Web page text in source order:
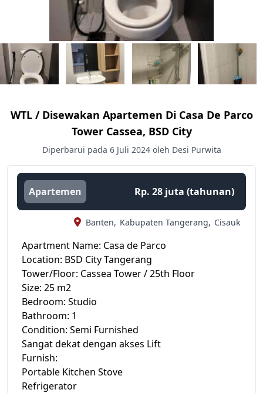
WTL / Disewakan Apartemen Di Casa De Parco
Tower Cassea, BSD City
Diperbarui pada 6 Juli 2024 oleh Desi Purwita
Apartemen Rp. 28 juta (tahunan)
Banten, Kabupaten Tangerang, Cisauk
Apartment Name: Casa de Parco
Location: BSD City Tangerang
Tower/Floor: Cassea Tower / 25th Floor
Size: 25 m2
Bedroom: Studio
Bathroom: 1
Condition: Semi Furnished
Sangat dekat dengan akses Lift
Furnish:
Portable Kitchen Stove
Refrigerator